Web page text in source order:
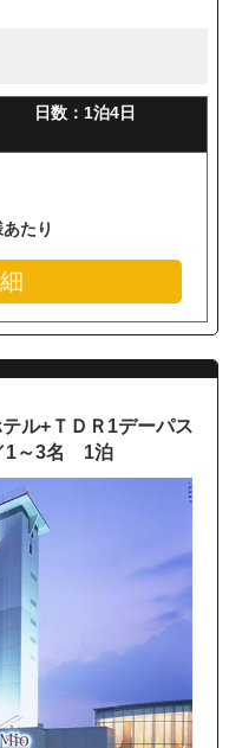
日数：1泊4日
たり
ル+ＴＤＲ1デーパス
1～3名 1泊